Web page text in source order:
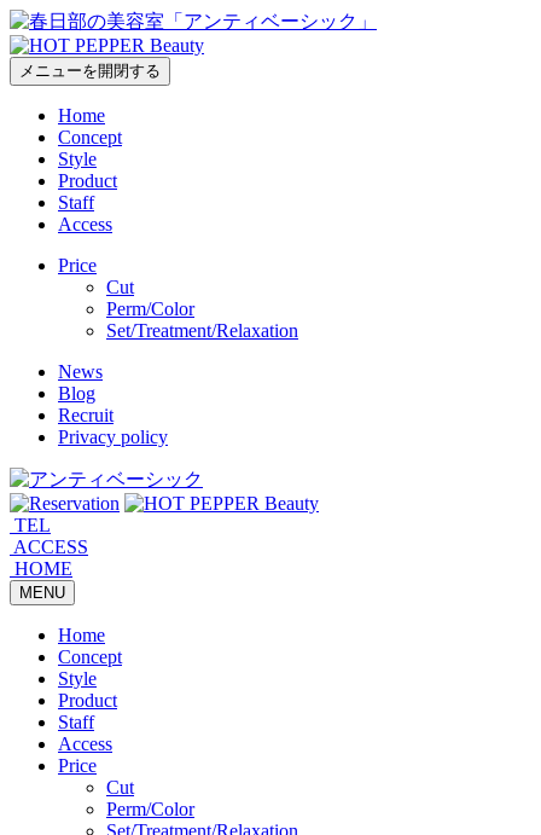
メニューを開閉する
Home
Concept
Style
Product
Staff
Access
Price
Cut
Perm/Color
Set/Treatment/Relaxation
News
Blog
Recruit
Privacy policy
TEL
ACCESS
HOME
MENU
Home
Concept
Style
Product
Staff
Access
Price
Cut
Perm/Color
Set/Treatment/Relaxation